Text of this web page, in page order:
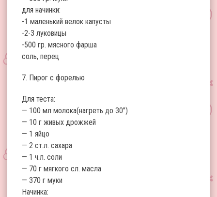
для начинки:
-1 маленький велок капусты
-2-3 луковицы
-500 гр. мясного фарша
соль, перец
7. Пирог с форелью
Для теста:
— 100 мл молока(нагреть до 30″)
— 10 г живых дрожжей
— 1 яйцо
— 2 ст.л. сахара
— 1 ч.л. соли
— 70 г мягкого сл. масла
— 370 г муки
Начинка: